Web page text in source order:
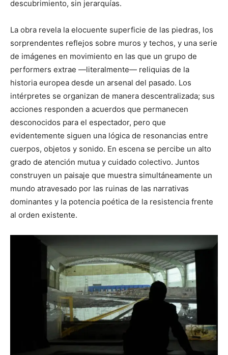
descubrimiento, sin jerarquías.
La obra revela la elocuente superficie de las piedras, los
sorprendentes reflejos sobre muros y techos, y una serie
de imágenes en movimiento en las que un grupo de
performers extrae —literalmente— reliquias de la
historia europea desde un arsenal del pasado. Los
intérpretes se organizan de manera descentralizada; sus
acciones responden a acuerdos que permanecen
desconocidos para el espectador, pero que
evidentemente siguen una lógica de resonancias entre
cuerpos, objetos y sonido. En escena se percibe un alto
grado de atención mutua y cuidado colectivo. Juntos
construyen un paisaje que muestra simultáneamente un
mundo atravesado por las ruinas de las narrativas
dominantes y la potencia poética de la resistencia frente
al orden existente.